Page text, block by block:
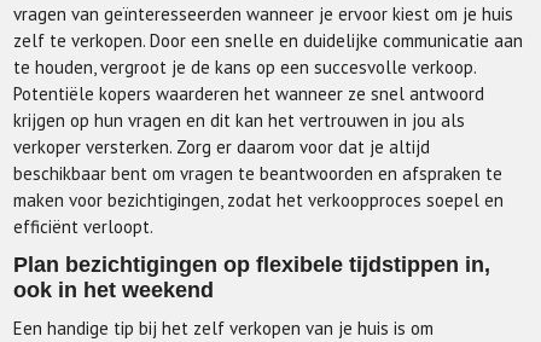
vragen van geïnteresseerden wanneer je ervoor kiest om je huis
zelf te verkopen. Door een snelle en duidelijke communicatie aan
te houden, vergroot je de kans op een succesvolle verkoop.
Potentiële kopers waarderen het wanneer ze snel antwoord
krijgen op hun vragen en dit kan het vertrouwen in jou als
verkoper versterken. Zorg er daarom voor dat je altijd
beschikbaar bent om vragen te beantwoorden en afspraken te
maken voor bezichtigingen, zodat het verkoopproces soepel en
efficiënt verloopt.
Plan bezichtigingen op flexibele tijdstippen in,
ook in het weekend
Een handige tip bij het zelf verkopen van je huis is om